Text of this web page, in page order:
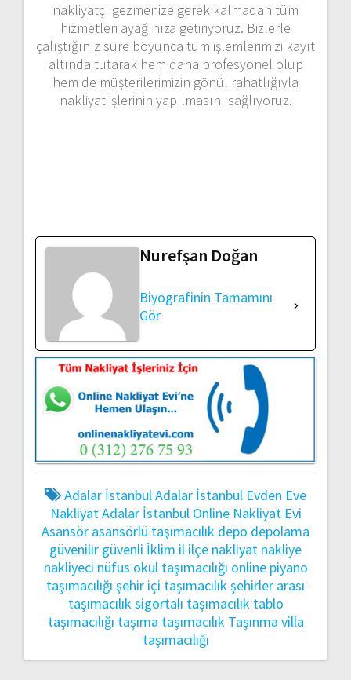
nakliyatçı gezmenize gerek kalmadan tüm
hizmetleri ayağınıza getiriyoruz. Bizlerle
çalıştığınız süre boyunca tüm işlemlerimizi kayıt
altında tutarak hem daha profesyonel olup
hem de müşterilerimizin gönül rahatlığıyla
nakliyat işlerinin yapılmasını sağlıyoruz.
Nurefşan Doğan
Biyografinin Tamamını
Gör
Adalar İstanbulAdalar İstanbul Evden Eve
NakliyatAdalar İstanbul Online Nakliyat Evi
Asansör asansörlü taşımacılık depo depolama
güvenilir güvenli İklim il ilçe nakliyat nakliye
nakliyeci nüfus okul taşımacılığı online piyano
taşımacılığı şehir içi taşımacılıkşehirler arası
taşımacılıksigortalı taşımacılık tablo
taşımacılığı taşıma taşımacılık Taşınma villa
taşımacılığı